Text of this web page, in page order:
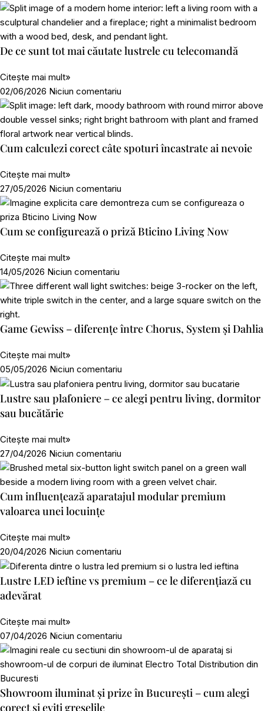
De ce sunt tot mai căutate lustrele cu telecomandă
Citește mai mult»
02/06/2026 Niciun comentariu
Cum calculezi corect câte spoturi încastrate ai nevoie
Citește mai mult»
27/05/2026 Niciun comentariu
Cum se configurează o priză Bticino Living Now
Citește mai mult»
14/05/2026 Niciun comentariu
Game Gewiss – diferențe între Chorus, System și Dahlia
Citește mai mult»
05/05/2026 Niciun comentariu
Lustre sau plafoniere – ce alegi pentru living, dormitor
sau bucătărie
Citește mai mult»
27/04/2026 Niciun comentariu
Cum influențează aparatajul modular premium
valoarea unei locuințe
Citește mai mult»
20/04/2026 Niciun comentariu
Lustre LED ieftine vs premium – ce le diferențiază cu
adevărat
Citește mai mult»
07/04/2026 Niciun comentariu
Showroom iluminat și prize în București – cum alegi
corect și eviți greșelile